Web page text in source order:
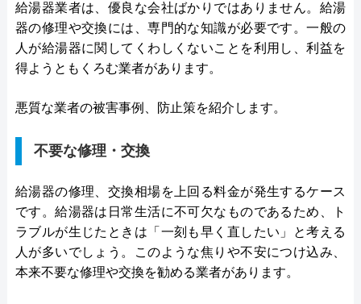
給湯器業者は、優良な会社ばかりではありません。給湯
器の修理や交換には、専門的な知識が必要です。一般の
人が給湯器に関してくわしくないことを利用し、利益を
得ようともくろむ業者があります。
悪質な業者の被害事例、防止策を紹介します。
不要な修理・交換
給湯器の修理、交換相場を上回る料金が発生するケース
です。給湯器は日常生活に不可欠なものであるため、ト
ラブルが生じたときは「一刻も早く直したい」と考える
人が多いでしょう。このような焦りや不安につけ込み、
本来不要な修理や交換を勧める業者があります。